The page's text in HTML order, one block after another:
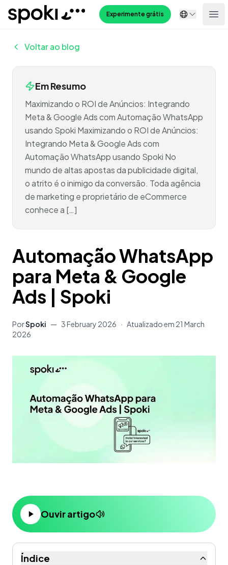
Spoki Experimente grátis
Voltar ao blog
Em Resumo
Maximizando o ROI de Anúncios: Integrando
Meta & Google Ads com Automação WhatsApp
usando Spoki Maximizando o ROI de Anúncios:
Integrando Meta & Google Ads com
Automação WhatsApp usando Spoki No
mundo de altas apostas da publicidade digital,
o atrito é o inimigo da conversão. Toda agência
de marketing e proprietário de eCommerce
conhece a […]
Automação WhatsApp
para Meta & Google
Ads | Spoki
PorSpoki — 3 February 2026 · Atualizado em 21 March
2026
Ouvir artigo
Índice